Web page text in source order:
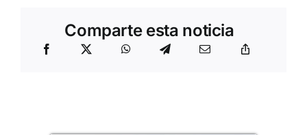
Comparte esta noticia